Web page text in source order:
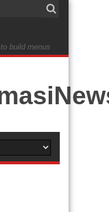
build menus